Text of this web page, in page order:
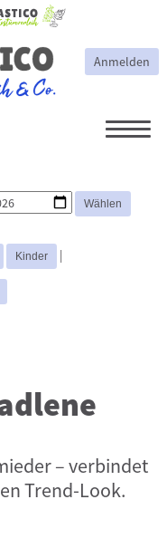
Anmelden
Lederhosen
Dirndl
|
– verbindet
Trend-Look.